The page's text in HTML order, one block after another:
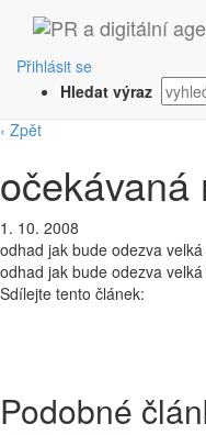
Přihlásit se
Hledat výraz
‹ Zpět
1. 10. 2008
odhad jak bude odezva
odhad jak bude odezva
Sdílejte tento článek:
Podobné